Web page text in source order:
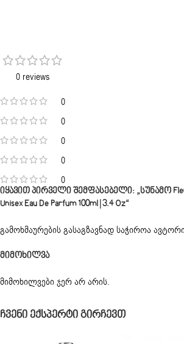
0 reviews
0
0
0
0
0
Მიმოხილვა
მიმოხილვები ჯერ არ არის.
Იყავით Პირველი Შემფასებელი: „სუნამო
Unisex Eau De Parfum 100ml | 3.4 Oz“
გამოხმაურების გასაგზავნად საჭიროა
Ჩვენი Ექსპერტი Გირჩევთ